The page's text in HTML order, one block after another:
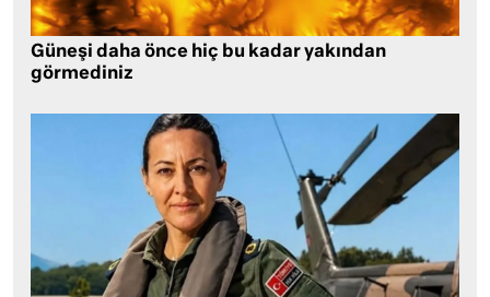
Güneşi daha önce hiç bu kadar yakından
görmediniz